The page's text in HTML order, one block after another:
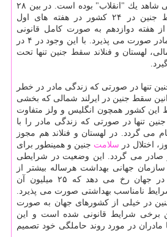
گفته است كه ایرلند جنوبی شاهد یك "انقلاب" بوده است. در بین ۲۸
كشور عضو اتحادیه سقط جنین در ۲۴ كشور در هفته های اول
هفته دوازدهم به صورت كامل قانونی
است و بنا به درخواست مادر صورت می پذیرد. با این وجود در ۴ در
لهستان و فنلاند سقط جنین تنها تحت
تنها در صورتی كه زندگی مادر در خطر
سقط جنین در ایرلند شمالی كه بخشی
این كشور همچون انگلیس و ولز متفاوت
تنها در صورتی كه زندگی مادر را با
می گردد. در لهستان و فنلاند هم مجوز
اختلال در سلامت جنین و همینطور برای
صادر می گردد. این وضعیت در شرایطی
جهانی بهداشت هرساله بیشتر از
۶۵۰ میلیون سقط جنین در جهان رخ می دهد كه ۲۵ میلیون آن
نامناسب بهداشتی صورت می پذیرد.
در خیلی از كشورهای جهان به صورت
برخی شرایط قانونی شده است و این
مادران در مورد روند حاملگی خود تصمیم